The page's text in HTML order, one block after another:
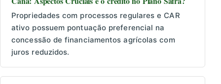
Propriedades com processos regulares e CAR
ativo possuem pontuação preferencial na
concessão de financiamentos agrícolas com
juros reduzidos.